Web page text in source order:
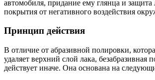
автомобиля, придание ему глянца и защита
покрытия от негативного воздействия
Принцип действия
В отличие от абразивной полировки,
удаляет верхний слой лака, безабразивная
действует иначе. Она основана на